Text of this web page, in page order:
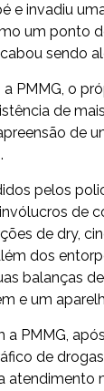
e invadiu
um ponto
sendo
PMMG, o
de
de
pelos
de
de dry,
dos
balanças
e um
a PMMG,
de
atendimento